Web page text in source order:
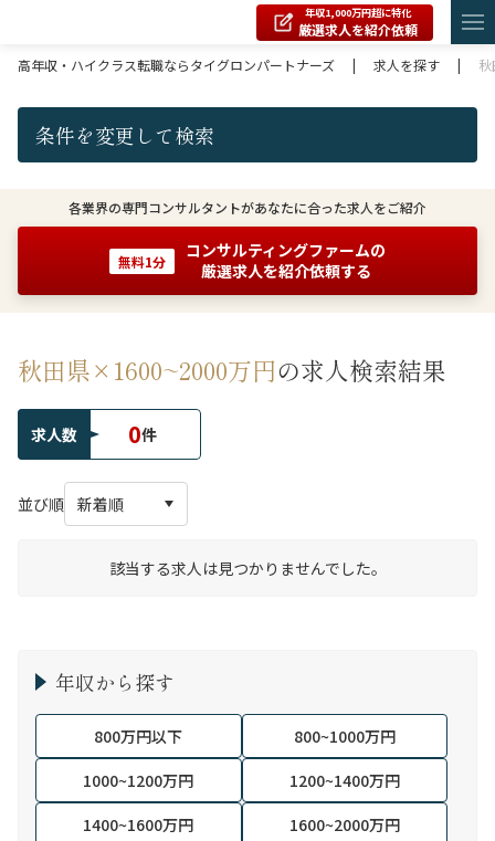
年収1,000万円超に特化
厳選求人を紹介依頼
高年収・ハイクラス転職ならタイグロンパートナーズ
| 求人を探す |
条件を変更して検索
各業界の専門コンサルタントがあなたに合った求人をご紹介
無料1分
コンサルティングファームの
厳選求人を紹介依頼する
秋田県×1600~2000万円の求人検索結果
求人数 0件
並び順
該当する求人は見つかりませんでした。
年収から探す
800万円以下
800~1000万円
1000~1200万円
1200~1400万円
1400~1600万円
1600~2000万円